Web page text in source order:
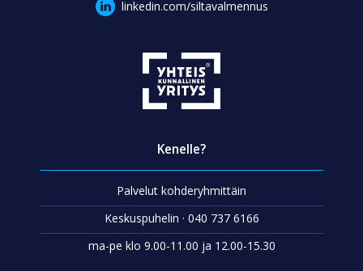
linkedin.com/siltavalmennus
Kenelle?
Palvelut kohderyhmittäin
Keskuspuhelin · 040 737 6166
ma-pe klo 9.00-11.00 ja 12.00-15.30